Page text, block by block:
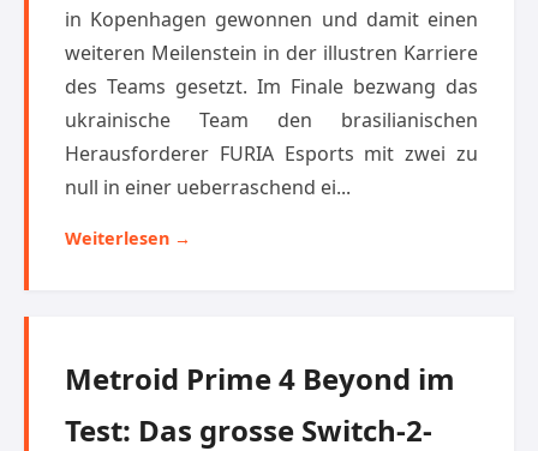
in Kopenhagen gewonnen und damit einen
weiteren Meilenstein in der illustren Karriere
des Teams gesetzt. Im Finale bezwang das
ukrainische Team den brasilianischen
Herausforderer FURIA Esports mit zwei zu
null in einer ueberraschend ei...
Weiterlesen →
Metroid Prime 4 Beyond im
Test: Das grosse Switch-2-